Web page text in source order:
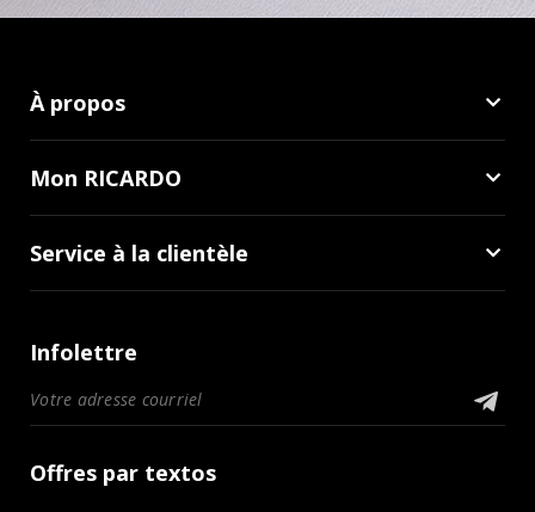
À propos
Mon RICARDO
Service à la clientèle
Infolettre
Offres par textos